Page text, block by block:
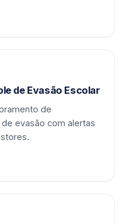
de Evasão Escolar
de
evasão com alertas